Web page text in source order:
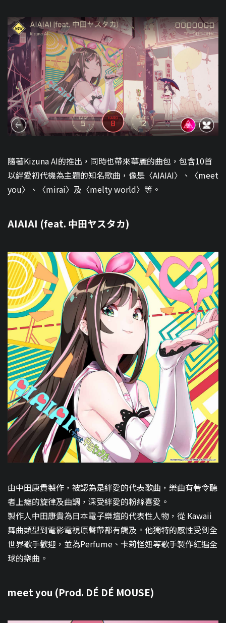
隨著Kizuna AI的推出，同時也帶來華麗的曲包，包含10首
以絆愛初代機為主題的知名歌曲，像是〈AIAIAI〉、〈meet
you〉、〈mirai〉及〈melty world〉等。
AIAIAI (feat. 中田ヤスタカ)
由中田康貴製作，被認為是絆愛的代表歌曲，樂曲有著令聽
者上癮的旋律及曲調，深受絆愛的粉絲喜愛。
製作人中田康貴為日本電子樂壇的代表性人物，從 Kawaii
舞曲類型到電影電視原聲帶都有觸及。他獨特的感性受到全
世界歌手歡迎，並為Perfume、卡莉怪妞等歌手製作紅遍全
球的樂曲。
meet you (Prod. DÉ DÉ MOUSE)